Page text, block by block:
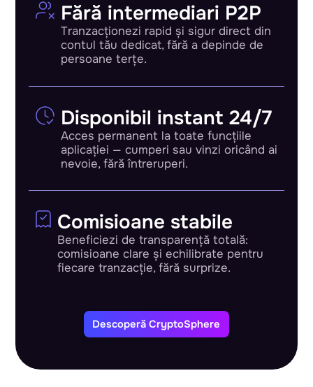
Fără intermediari P2P
Tranzacționezi rapid și sigur direct din
contul tău dedicat, fără a depinde de
persoane terțe.
Disponibil instant 24/7
Acces permanent la toate funcțiile
aplicației — cumperi sau vinzi oricând ai
nevoie, fără întreruperi.
Comisioane stabile
Beneficiezi de transparență totală:
comisioane clare și echilibrate pentru
fiecare tranzacție, fără surprize.
Descoperă CryptoSphere